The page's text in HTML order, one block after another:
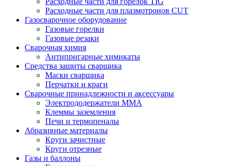
Расходные части для плазмотронов CUT
Газосварочное оборудование
Газовые горелки
Газовые резаки
Сварочная химия
Антипригарные химикаты
Средства защиты сварщика
Маски сварщика
Перчатки и краги
Сварочные принадлежности и аксессуары
Электрододержатели MMA
Клеммы заземления
Печи и термопеналы
Абразивные материалы
Круги зачистные
Круги отрезные
Газы и баллоны